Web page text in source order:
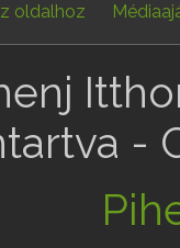
oldalhoz
-